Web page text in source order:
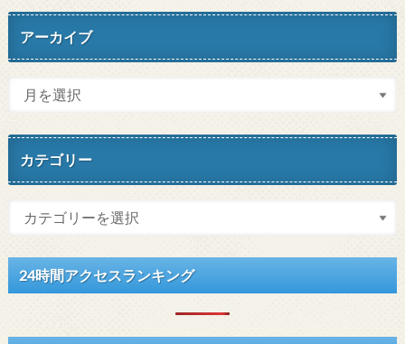
アーカイブ
カテゴリー
24時間アクセスランキング